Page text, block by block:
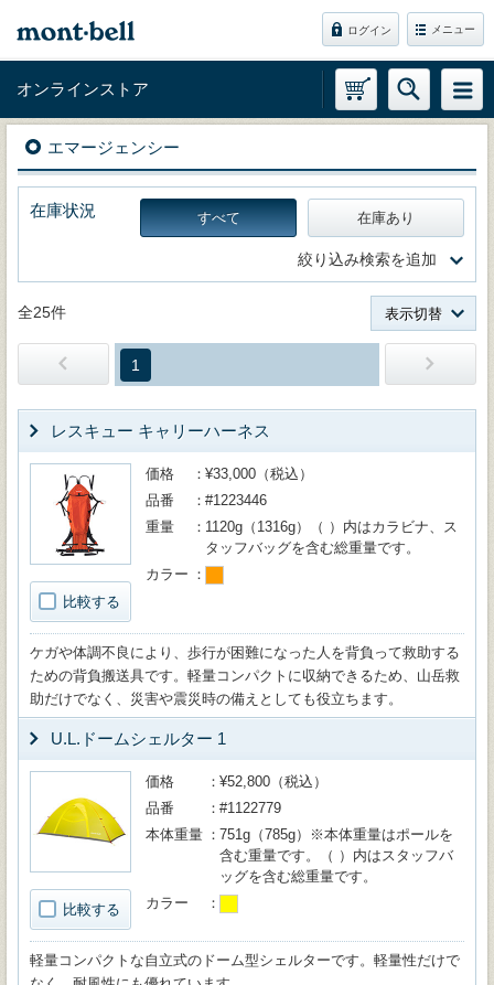
ログイン メニュー
オンラインストア
エマージェンシー
在庫状況 すべて 在庫あり
絞り込み検索を追加
全25件 表示切替
1
レスキュー キャリーハーネス
比較する
価格
¥33,000（税込）
品番
#1223446
重量
1120g（1316g）（ ）内はカラビナ、ス
タッフバッグを含む総重量です。
カラー
ケガや体調不良により、歩行が困難になった人を背負って救助する
ための背負搬送具です。軽量コンパクトに収納できるため、山岳救
助だけでなく、災害や震災時の備えとしても役立ちます。
U.L.ドームシェルター 1
比較する
価格
¥52,800（税込）
品番
#1122779
本体重量
751g（785g）※本体重量はポールを
含む重量です。（ ）内はスタッフバ
ッグを含む総重量です。
カラー
軽量コンパクトな自立式のドーム型シェルターです。軽量性だけで